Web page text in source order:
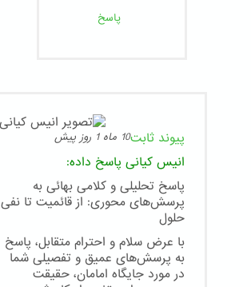
پاسخ
پیوند ثابت10 ماه 1 روز پیش
انیس کیانی پاسخ داده:
پاسخ تحلیلی و کلامی بهائی به
پرسش‌های محوری: از قائمیت تا نفی
حلول
با عرض سلام و احترام متقابل، پاسخ
به پرسش‌های عمیق و تفصیلی شما
در مورد جایگاه امامان، حقیقت